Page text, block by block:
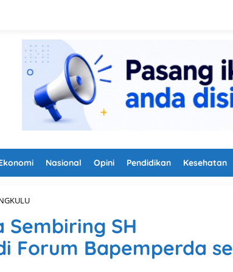
Nasional Opini Pendidikan Kesehatan
i
n
A
b
Sembiring SH
Forum Bapemperda se